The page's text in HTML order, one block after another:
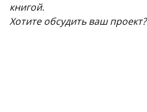
книгой.
Хотите обсудить ваш проект?